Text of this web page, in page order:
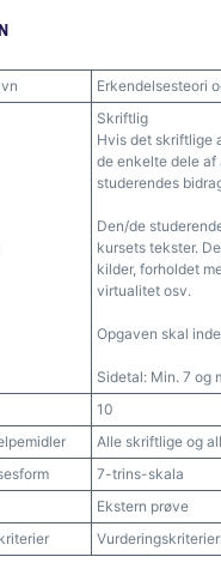
Erkendelsesteori
Skriftlig
Hvis det skriftlige
de enkelte dele
studerendes
Den/de
kursets tekster.
kilder, forholdet
virtualitet osv.
Opgaven skal
Sidetal: Min. 7 og
10
Alle skriftlige og
7-trins-skala
Ekstern prøve